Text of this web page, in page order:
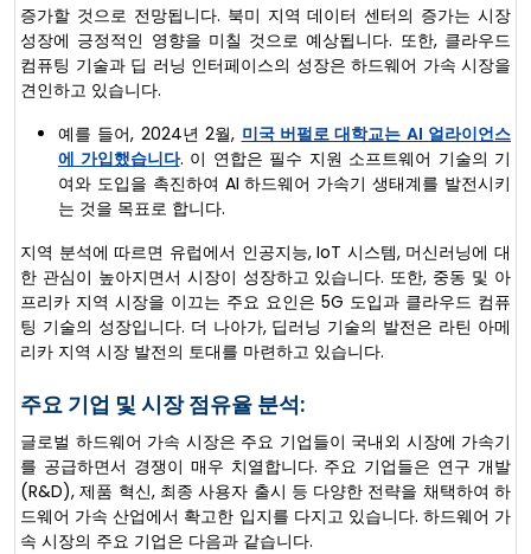
증가할 것으로 전망됩니다. 북미 지역 데이터 센터의 증가는 시장
성장에 긍정적인 영향을 미칠 것으로 예상됩니다. 또한, 클라우드
컴퓨팅 기술과 딥 러닝 인터페이스의 성장은 하드웨어 가속 시장을
견인하고 있습니다.
예를 들어, 2024년 2월, 미국 버펄로 대학교는 AI 얼라이언스
에 가입했습니다. 이 연합은 필수 지원 소프트웨어 기술의 기
여와 도입을 촉진하여 AI 하드웨어 가속기 생태계를 발전시키
는 것을 목표로 합니다.
지역 분석에 따르면 유럽에서 인공지능, IoT 시스템, 머신러닝에 대
한 관심이 높아지면서 시장이 성장하고 있습니다. 또한, 중동 및 아
프리카 지역 시장을 이끄는 주요 요인은 5G 도입과 클라우드 컴퓨
팅 기술의 성장입니다. 더 나아가, 딥러닝 기술의 발전은 라틴 아메
리카 지역 시장 발전의 토대를 마련하고 있습니다.
주요 기업 및 시장 점유율 분석:
글로벌 하드웨어 가속 시장은 주요 기업들이 국내외 시장에 가속기
를 공급하면서 경쟁이 매우 치열합니다. 주요 기업들은 연구 개발
(R&D), 제품 혁신, 최종 사용자 출시 등 다양한 전략을 채택하여 하
드웨어 가속 산업에서 확고한 입지를 다지고 있습니다. 하드웨어 가
속 시장의 주요 기업은 다음과 같습니다.